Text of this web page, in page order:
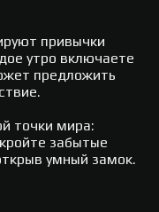
привычки
утро включаете
предложить
точки мира:
забытые
умный замок.